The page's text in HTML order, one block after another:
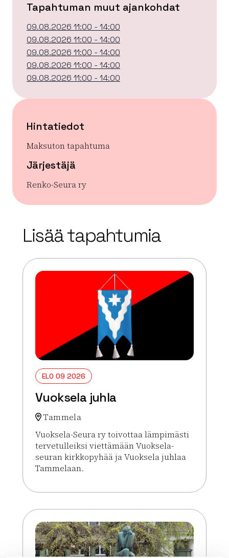
Tapahtuman muut ajankohdat
09.08.2026 11:00 - 14:00
09.08.2026 11:00 - 14:00
09.08.2026 11:00 - 14:00
09.08.2026 11:00 - 14:00
09.08.2026 11:00 - 14:00
Hintatiedot
Maksuton tapahtuma
Järjestäjä
Renko-Seura ry
OpenStreetMap
Lisää tapahtumia
ELO 09 2026
Vuoksela juhla
Tammela
Vuoksela-Seura ry toivottaa lämpimästi
tervetulleiksi viettämään Vuoksela-
seuran kirkkopyhää ja Vuoksela juhlaa
Tammelaan.